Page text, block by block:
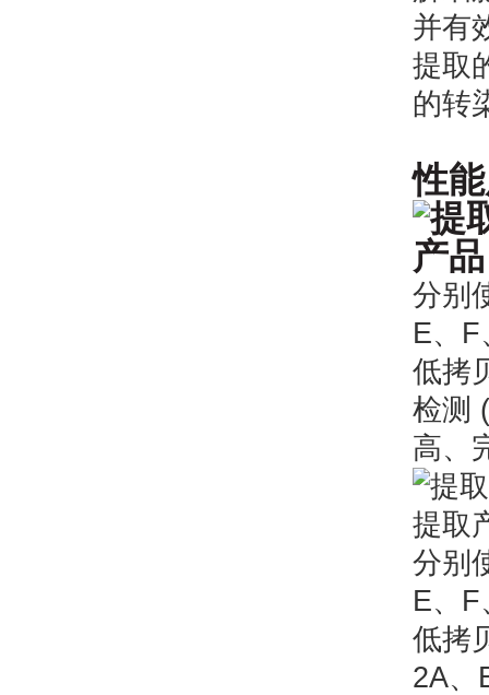
并有
提取
的转
性
分别
E、
低拷
检测
高、
分别
E、
低拷
2A、